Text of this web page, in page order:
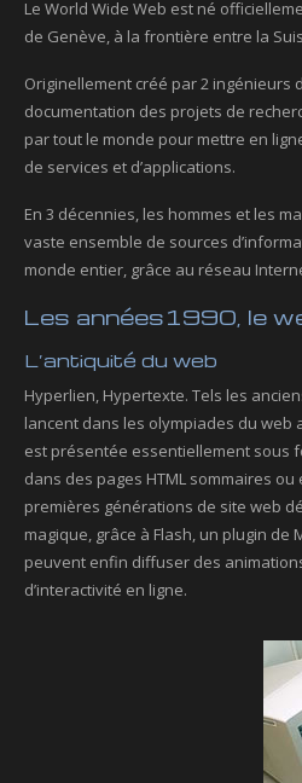
Le World Wide Web est né
de Genève, à la frontière entre la
Originellement créé par 2 ingénieurs
documentation des projets de
par tout le monde pour mettre en
de services et d’applications.
En 3 décennies, les hommes et les
vaste ensemble de sources
monde entier, grâce au réseau
Les années1990, le
L’antiquité du web
Hyperlien, Hypertexte. Tels les
lancent dans les olympiades du web
est présentée essentiellement sous
dans des pages HTML sommaires ou
premières générations de site web
magique, grâce à Flash, un plugin de
peuvent enfin diffuser des
d’interactivité en ligne.